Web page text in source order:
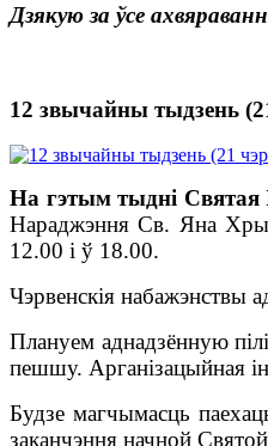
Дзякую за ўсе
12 звычайны тыдзень
На гэтым тыдні Святая
Нараджэння Св. Яна
12.00 і ў 18.00.
Чэрвенскія набажэнствы
Плануем аднадзённую
пешшу. Арганізацыйная
Будзе магчымасць
заканчэння начной